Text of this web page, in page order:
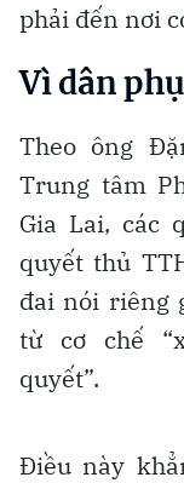
phải đến nơi
Vì dân
Theo ông
Trung tâm
Gia Lai, các
quyết thủ
đai nói riêng
từ cơ chế
quyết”.
Điều này